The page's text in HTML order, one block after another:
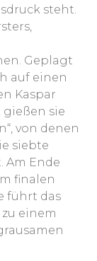
steht.
Geplagt
auf einen
Kaspar
sie
von denen
siebte
Am Ende
finalen
führt das
einem